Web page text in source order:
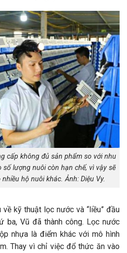
cấp không đủ sản phẩm so với nhu
lượng nuôi còn hạn chế, vì vậy sẽ
hộ nuôi khác. Ảnh: Diệu Vy.
kỹ thuật lọc nước và “liều” đầu
ba, Vũ đã thành công. Lọc nước
nhựa là điểm khác với mô hình
Thay vì chỉ việc đổ thức ăn vào